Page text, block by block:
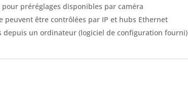
pour préréglages disponibles par caméra
peuvent être contrôlées par IP et hubs Ethernet
depuis un ordinateur (logiciel de configuration fourni)